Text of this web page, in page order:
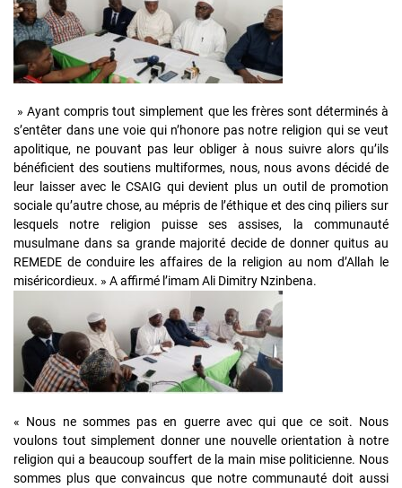
» Ayant compris tout simplement que les frères sont déterminés à
s’entêter dans une voie qui n’honore pas notre religion qui se veut
apolitique, ne pouvant pas leur obliger à nous suivre alors qu’ils
bénéficient des soutiens multiformes, nous, nous avons décidé de
leur laisser avec le CSAIG qui devient plus un outil de promotion
sociale qu’autre chose, au mépris de l’éthique et des cinq piliers sur
lesquels notre religion puisse ses assises, la communauté
musulmane dans sa grande majorité decide de donner quitus au
REMEDE de conduire les affaires de la religion au nom d’Allah le
miséricordieux. » A affirmé l’imam Ali Dimitry Nzinbena.
« Nous ne sommes pas en guerre avec qui que ce soit. Nous
voulons tout simplement donner une nouvelle orientation à notre
religion qui a beaucoup souffert de la main mise politicienne. Nous
sommes plus que convaincus que notre communauté doit aussi